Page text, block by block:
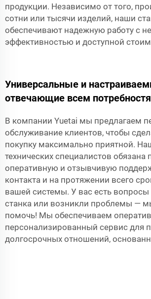
продукции. Независимо от того,
сотни или тысячи изделий, наши
обеспечивают надежную работу с
эффективностью и доступной
Универсальные и
отвечающие всем
В компании Yuetai мы предлагаем
обслуживание клиентов, чтобы
покупку максимально приятной.
технических специалистов обязана
оперативную и отзывчивую
контакта и на протяжении всего
вашей системы. У вас есть вопросы
станка или возникли проблемы —
помочь! Мы обеспечиваем
персонализированный сервис для
долгосрочных отношений,